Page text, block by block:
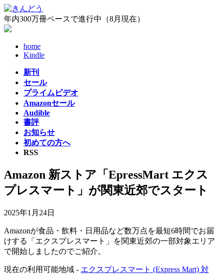
コ
ン
テ
ナ
ビ
ゲ
年内300万冊ペースで進行中（8月現在）
home
Kindle
新刊
セール
プライムビデオ
Amazonセール
Audible
書評
お知らせ
初めての方へ
RSS
Amazon 新ストア「EpressMart エクス
プレスマート」が関東近郊でスタート
2025年1月24日
Amazonが食品・飲料・日用品など数万点を最短6時間でお届
けする「エクスプレスマート」を関東近郊の一部対象エリア
で開始しましたのでご紹介。
現在の利用可能地域 - エクスプレスマート (Express Mart) 対